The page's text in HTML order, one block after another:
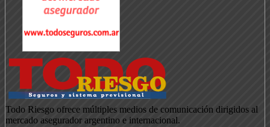
Todo Riesgo ofrece múltiples medios de comunicación dirigidos al
mercado asegurador argentino e internacional.